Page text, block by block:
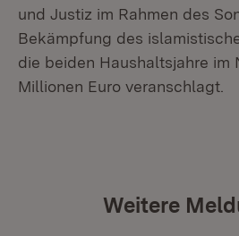
und Justiz im Rahmen des
Bekämpfung des
die beiden Haushaltsjahre im
Millionen Euro veranschlagt.
Weitere